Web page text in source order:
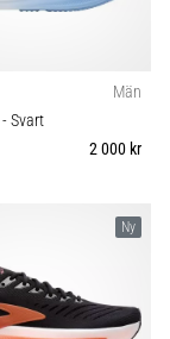
Män
- Svart
2 000 kr
Ny